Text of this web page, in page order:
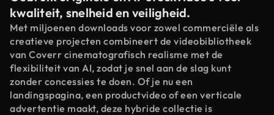
kwaliteit, snelheid en veiligheid.
Met miljoenen downloads voor zowel commerciële als
creatieve projecten combineert de videobibliotheek
van Coverr cinematografisch realisme met de
flexibiliteit van AI, zodat je snel aan de slag kunt
zonder concessies te doen. Of je nu een
landingspagina, een productvideo of een verticale
advertentie maakt, deze hybride collectie is